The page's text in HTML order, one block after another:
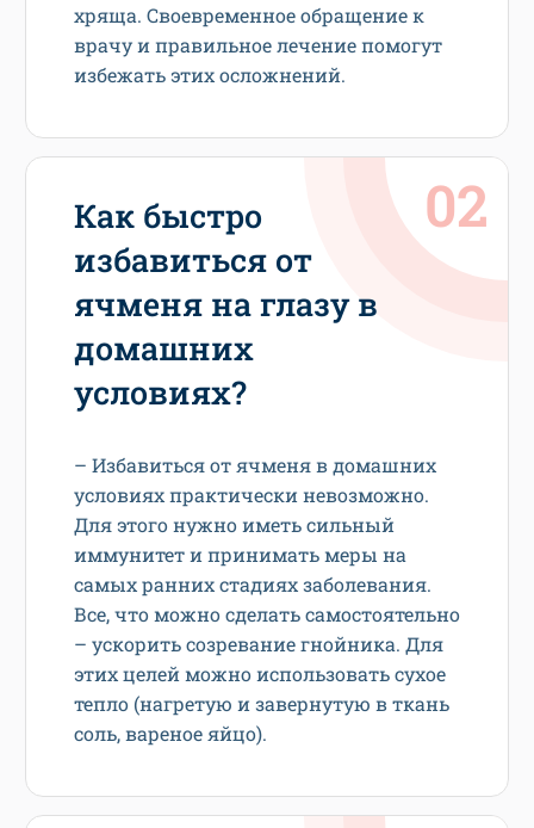
хряща. Своевременное обращение к
врачу и правильное лечение помогут
избежать этих осложнений.
Как быстро
избавиться от
ячменя на глазу в
домашних
условиях?
– Избавиться от ячменя в домашних
условиях практически невозможно.
Для этого нужно иметь сильный
иммунитет и принимать меры на
самых ранних стадиях заболевания.
Все, что можно сделать самостоятельно
– ускорить созревание гнойника. Для
этих целей можно использовать сухое
тепло (нагретую и завернутую в ткань
соль, вареное яйцо).